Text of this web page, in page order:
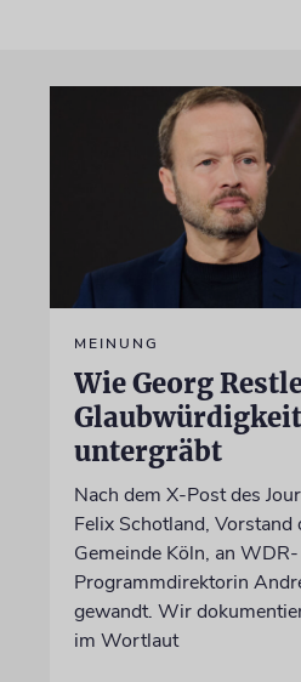
MEINUNG
Wie Georg
Glaubwürdigkeit
untergräbt
Nach dem X-Post des
Felix Schotland, Vorstand
Gemeinde Köln, an WDR-
Programmdirektorin
gewandt. Wir
im Wortlaut